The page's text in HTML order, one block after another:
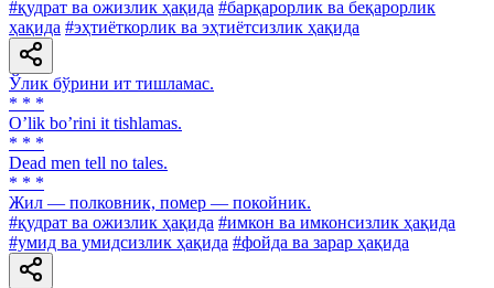
#қудрат ва ожизлик ҳақида #барқарорлик ва беқарорлик
ҳақида #эҳтиёткорлик ва эҳтиётсизлик ҳақида
Ўлик бўрини ит тишламас.
* * *
Oʼlik boʼrini it tishlamas.
* * *
Dead men tell no tales.
* * *
Жил — полковник, помер — покойник.
#қудрат ва ожизлик ҳақида #имкон ва имконсизлик ҳақида
#умид ва умидсизлик ҳақида #фойда ва зарар ҳақида